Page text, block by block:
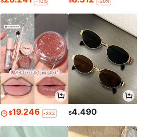
$19.246 -33% $4.490